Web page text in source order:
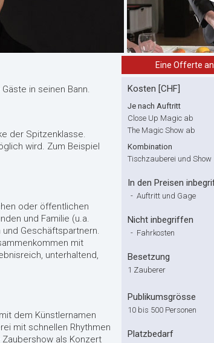
Eine Offerte
in seinen Bann.
der Spitzenklasse.
wird. Zum Beispiel
oder öffentlichen
und Familie (u.a.
Geschäftspartnern.
mit
unterhaltend,
dem Künstlernamen
mit schnellen Rhythmen
als Konzert
Kosten [CHF]
Je nach Auftritt
Close Up Magic ab
The Magic Show ab
Kombination
Tischzauberei und Show
In den Preisen
- Auftritt und Gage
Nicht inbegriffen
- Fahrkosten
Besetzung
1 Zauberer
Publikumsgrösse
10 bis 500 Personen
Platzbedarf